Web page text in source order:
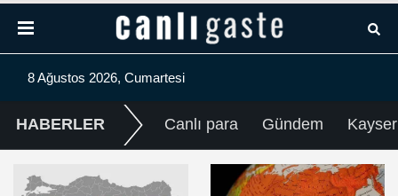
8 Ağustos 2026, Cumartesi
HABERLER Canlı para Gündem